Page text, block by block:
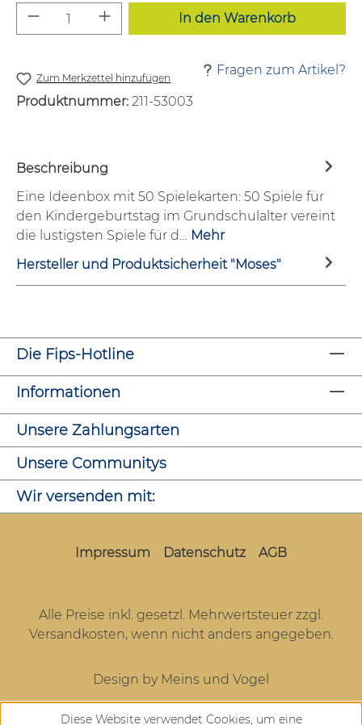
Produkt Anzahl: Gib den
In den Warenkorb
Zum Merkzettel hinzufügen
Fragen zum Artikel?
Produktnummer: 211-53003
Beschreibung
Eine Ideenbox mit 50 Spielekarten: 50 Spiele für
den Kindergeburtstag im Grundschulalter vereint
die lustigsten Spiele für d… Mehr
Hersteller und Produktsicherheit "Moses"
Die Fips-Hotline
Informationen
Unsere Zahlungsarten
Unsere Communitys
Wir versenden mit:
Impressum Datenschutz AGB
Alle Preise inkl. gesetzl. Mehrwertsteuer zzgl.
Versandkosten, wenn nicht anders angegeben.
Design by Meins und Vogel
Diese Website verwendet Cookies, um eine